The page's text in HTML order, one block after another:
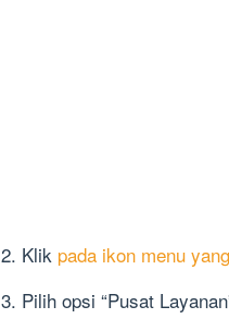
2. Klik pada ikon menu
3. Pilih opsi “Pusat